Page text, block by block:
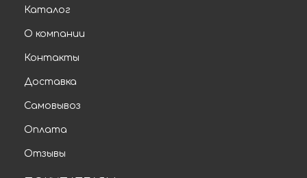
Каталог
О компании
Контакты
Доставка
Самовывоз
Оплата
Отзывы